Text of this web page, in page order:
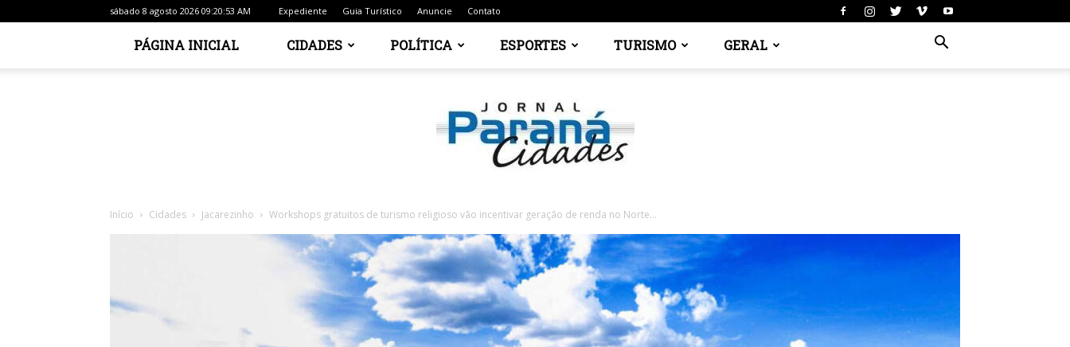
sábado 8 agosto 2026 09:20:53 AM Expediente Guia Turístico Anuncie Contato
PÁGINA INICIAL CIDADES POLÍTICA ESPORTES TURISMO GERAL
Jornal
Início Cidades Jacarezinho Workshops gratuitos de turismo religioso vão incentivar geração de renda no Norte...